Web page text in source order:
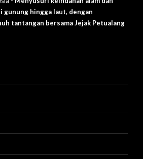
gunung hingga laut, dengan
tantangan bersama Jejak Petualang